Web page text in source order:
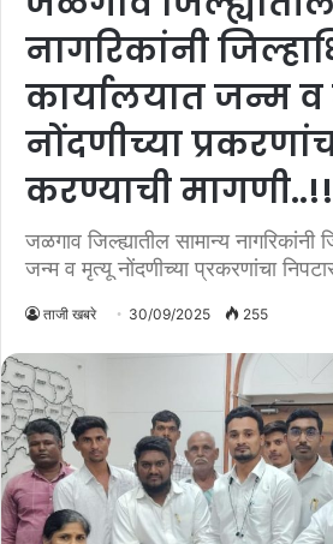
नागरिकांनी
कार्यालयात जन्म
नोंदणीच्या
करण्याची मागणी..!!
जळगाव जिल्ह्यातील सामान्य नागरिकांनी
जन्म व मृत्यू नोंदणीच्या प्रकरणांचा
ताजी खबरे 30/09/2025 255